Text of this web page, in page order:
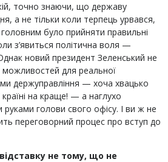
точно знаючи, що державу
а не тільки коли терпець урвався,
було прийняти правильні
з’явиться політична воля —
новий президент Зеленський не
можливостей для реальної
держуправління — хоча хвацько
країні на краще! — а наглухо
голови свого офісу. І ви ж не
переговорний процес про вступ до
не тому, що не